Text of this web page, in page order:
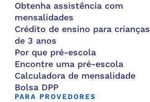
Obtenha assistência com
mensalidades
Crédito de ensino para crianças
de 3 anos
Por que pré-escola
Encontre uma pré-escola
Calculadora de mensalidade
Bolsa DPP
PARA PROVEDORES